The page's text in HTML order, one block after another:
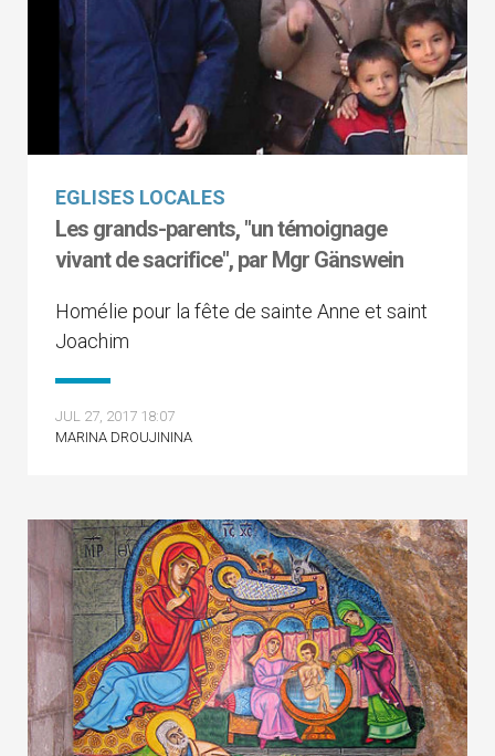
EGLISES LOCALES
Les grands-parents, "un témoignage
vivant de sacrifice", par Mgr Gänswein
Homélie pour la fête de sainte Anne et saint
Joachim
JUL 27, 2017 18:07
MARINA DROUJININA